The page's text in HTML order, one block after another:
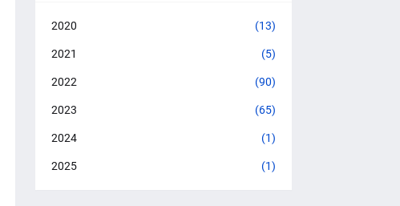
2020 (13)
2021 (5)
2022 (90)
2023 (65)
2024 (1)
2025 (1)